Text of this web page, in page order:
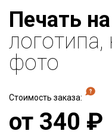
Печать
логотипа,
фото
Стоимость заказа:
от 340 ₽